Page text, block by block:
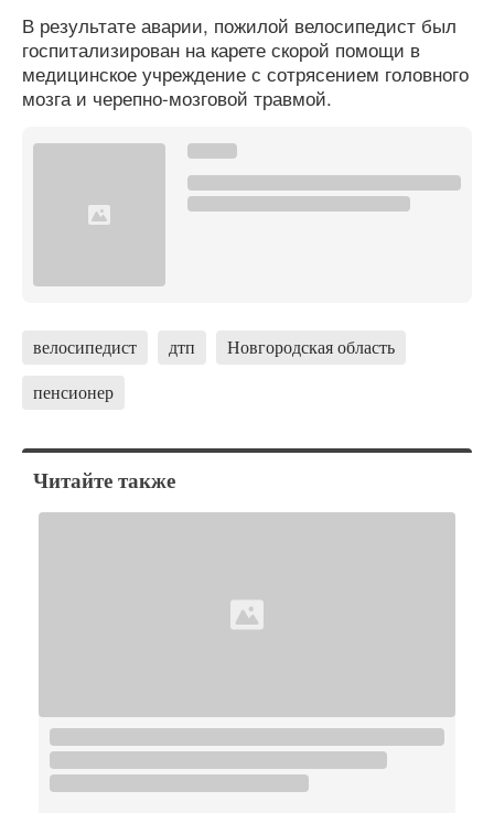
В результате аварии, пожилой велосипедист был
госпитализирован на карете скорой помощи в
медицинское учреждение с сотрясением головного
мозга и черепно-мозговой травмой.
велосипедист дтп
Новгородская область
пенсионер
Читайте также